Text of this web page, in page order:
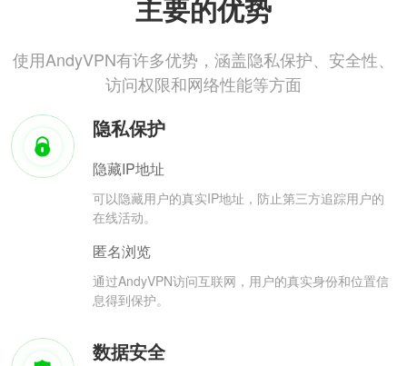
主要的优势
使用AndyVPN有许多优势，涵盖隐私保护、安全性、
访问权限和网络性能等方面
隐私保护
隐藏IP地址
可以隐藏用户的真实IP地址，防止第三方追踪用户的
在线活动。
匿名浏览
通过AndyVPN访问互联网，用户的真实身份和位置信
息得到保护。
数据安全